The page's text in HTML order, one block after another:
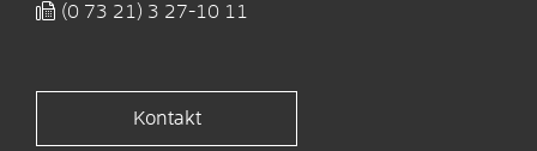
(0 73 21) 3 27-10 11
Kontakt